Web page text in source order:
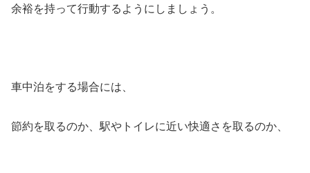
余裕を持って行動するようにしましょう。
車中泊をする場合には、
節約を取るのか、駅やトイレに近い快適さを取るのか、